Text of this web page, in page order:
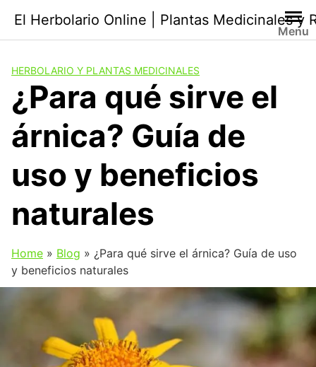
contenido
El Herbolario Online | Plantas Medicinales y
Menu
HERBOLARIO Y PLANTAS MEDICINALES
¿Para qué sirve el
árnica? Guía de
uso y beneficios
naturales
Home » Blog » ¿Para qué sirve el árnica? Guía de uso
y beneficios naturales